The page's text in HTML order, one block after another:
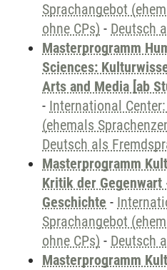
Sprachangebot
ohne CPs) - Deutsch
Masterprogramm
Sciences:
Arts and Media [ab
- International
(ehemals
Deutsch als
Masterprogramm
Kritik der Gegenwart
Geschichte -
Sprachangebot
ohne CPs) - Deutsch
Masterprogramm